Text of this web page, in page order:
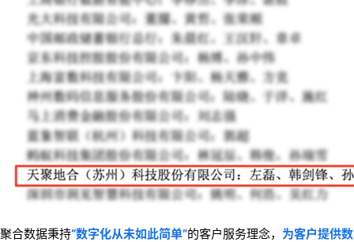
聚合数据秉持“数字化从未如此简单”的客户服务理念， 为客户提供数